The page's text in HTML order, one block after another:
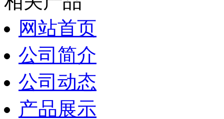
网站首页
公司简介
公司动态
产品展示